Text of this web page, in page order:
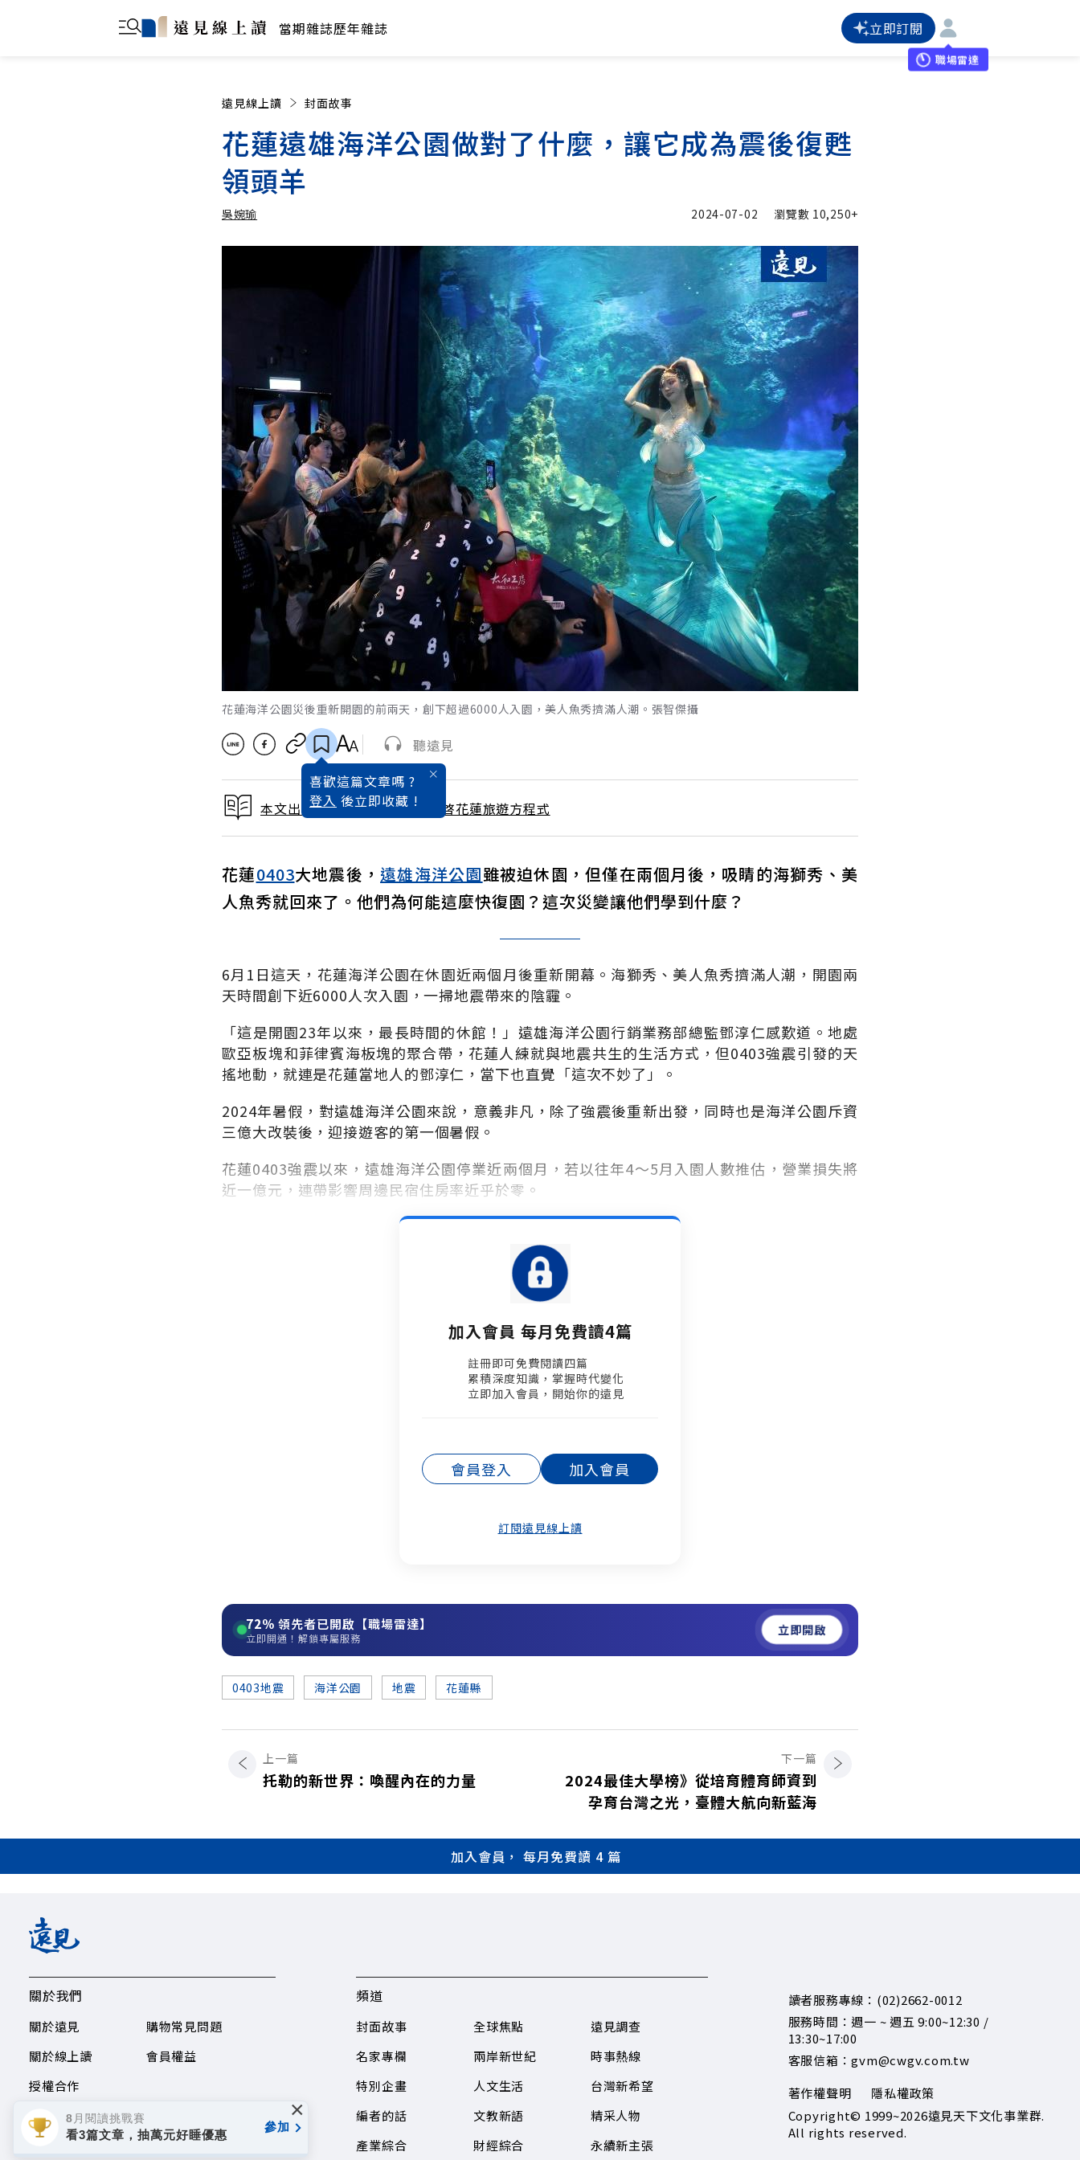
當期雜誌歷年雜誌 立即訂閱
職場雷達
遠見線上讀 封面故事
花蓮遠雄海洋公園做對了什麼，讓它成為震後復甦
領頭羊
吳婉瑜
加入追蹤
2024-07-02 瀏覽數 10,250+
花蓮海洋公園災後重新開園的前兩天，創下超過6000人入園，美人魚秀擠滿人潮。張智傑攝
喜歡這篇文章嗎 ?
登入 後立即收藏 !
聽遠見
本文出自 2024 / 7月號雜誌 重啓花蓮旅遊方程式
花蓮0403大地震後， 遠雄海洋公園雖被迫休園，但僅在兩個月後，吸睛的海獅秀、美
人魚秀就回來了。他們為何能這麼快復園？這次災變讓他們學到什麼？
6月1日這天，花蓮海洋公園在休園近兩個月後重新開幕。海獅秀、美人魚秀擠滿人潮，開園兩
天時間創下近6000人次入園，一掃地震帶來的陰霾。
「這是開園23年以來，最長時間的休館！」遠雄海洋公園行銷業務部總監鄧淳仁感歎道。地處
歐亞板塊和菲律賓海板塊的聚合帶，花蓮人練就與地震共生的生活方式，但0403強震引發的天
搖地動，就連是花蓮當地人的鄧淳仁，當下也直覺「這次不妙了」。
2024年暑假，對遠雄海洋公園來說，意義非凡，除了強震後重新出發，同時也是海洋公園斥資
三億大改裝後，迎接遊客的第一個暑假。
花蓮0403強震以來，遠雄海洋公園停業近兩個月，若以往年4～5月入園人數推估，營業損失將
近一億元，連帶影響周邊民宿住房率近乎於零。
加入會員 每月免費讀4篇
註冊即可免費閱讀四篇​
累積深度知識，掌握時代變化​
立即加入會員，開始你的遠見
會員登入 加入會員
訂閱遠見線上讀
72% 領先者已開啟【職場雷達】
立即開通！解鎖專屬服務 立即開啟
0403地震 海洋公園 地震 花蓮縣
上一篇
托勒的新世界：喚醒內在的力量
下一篇
2024最佳大學榜》從培育體育師資到
孕育台灣之光，臺體大航向新藍海
加入會員， 每月免費讀 4 篇
關於我們
關於遠見
關於線上讀
授權合作
購物常見問題
會員權益
頻道
封面故事
名家專欄
特別企畫
編者的話
產業綜合
全球焦點
兩岸新世紀
人文生活
文教新語
財經綜合
遠見調查
時事熱線
台灣新希望
精采人物
永續新主張
讀者服務專線：(02)2662-0012
服務時間：週一 ~ 週五 9:00~12:30 /
13:30~17:00
客服信箱：gvm@cwgv.com.tw
著作權聲明
隱私權政策
Copyright© 1999~2026遠見天下文化事業群.
All rights reserved.
8月閱讀挑戰賽
看3篇文章，抽萬元好睡優惠
參加
×